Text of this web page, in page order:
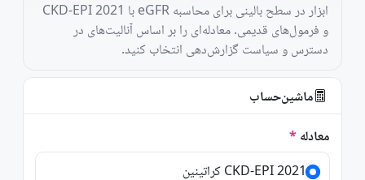
ابزار در سطح بالینی برای محاسبه eGFR با CKD-EPI 2021
و فرمول‌های قدیمی. معادله‌ای را بر اساس آنالیت‌های در
دسترس و سیاست گزارش‌دهی انتخاب کنید.
ماشین‌حساب
معادله
CKD-EPI 2021 کراتینین